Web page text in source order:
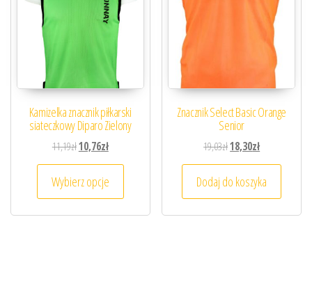
Kamizelka znacznik piłkarski
siateczkowy Diparo Zielony
11,19złPierwotna cena wynosiła: 11,19zł.
10,76złAktualna cena wynosi: 10,76zł.
Wybierz opcje
Ten produkt ma wiele wariantów. Opcje
Znacznik Select Basic Orange
Senior
19,03złPierwotna cena
18,30złAktualna cena
Dodaj do koszyka